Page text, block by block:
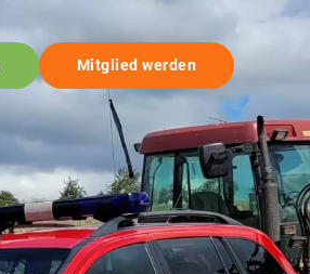
Mitglied werden